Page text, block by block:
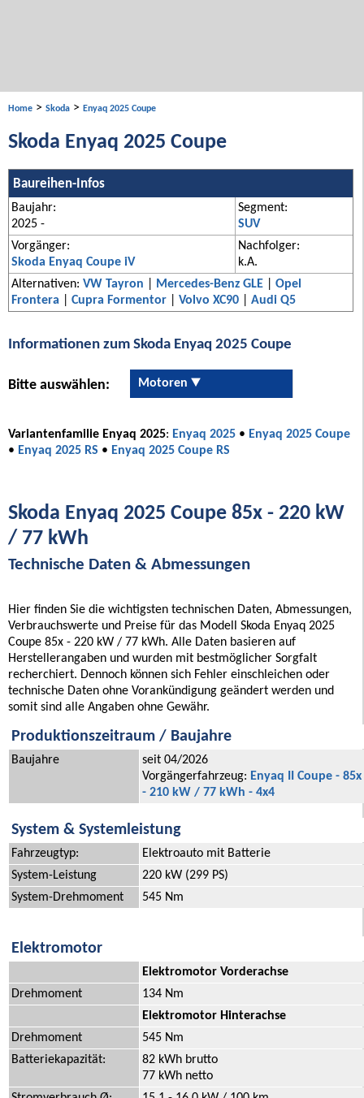
Home > Skoda > Enyaq 2025 Coupe
Skoda Enyaq 2025 Coupe
Baureihen-Infos
Baujahr:
2025 -
Segment:
SUV
Vorgänger:
Skoda Enyaq Coupe iV
Nachfolger:
k.A.
Alternativen: VW Tayron Mercedes-Benz GLE
Opel
Frontera
Cupra Formentor Volvo XC90 Audi Q5
Informationen zum Skoda Enyaq 2025 Coupe
Bitte auswählen: Motoren
Variantenfamilie Enyaq 2025: Enyaq 2025 • Enyaq 2025 Coupe
• Enyaq 2025 RS • Enyaq 2025 Coupe RS
Skoda Enyaq 2025 Coupe 85x - 220 kW
/ 77 kWh
Technische Daten & Abmessungen
Hier finden Sie die wichtigsten technischen Daten, Abmessungen,
Verbrauchswerte und Preise für das Modell Skoda Enyaq 2025
Coupe 85x - 220 kW / 77 kWh. Alle Daten basieren auf
Herstellerangaben und wurden mit bestmöglicher Sorgfalt
recherchiert. Dennoch können sich Fehler einschleichen oder
technische Daten ohne Vorankündigung geändert werden und
somit sind alle Angaben ohne Gewähr.
Produktionszeitraum / Baujahre
Baujahre
seit 04/2026
Vorgängerfahrzeug: Enyaq II Coupe - 85x
- 210 kW / 77 kWh - 4x4
System & Systemleistung
Fahrzeugtyp:
Elektroauto mit Batterie
System-Leistung
220 kW (299 PS)
System-Drehmoment
545 Nm
Elektromotor
Elektromotor Vorderachse
Drehmoment
134 Nm
Elektromotor Hinterachse
Drehmoment
545 Nm
Batteriekapazität:
82 kWh brutto
77 kWh netto